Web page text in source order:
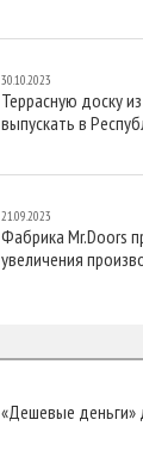
30.10.2023
Террасную доску
выпускать в
21.09.2023
Фабрика Mr.Doors
увеличения
«Дешевые деньги»